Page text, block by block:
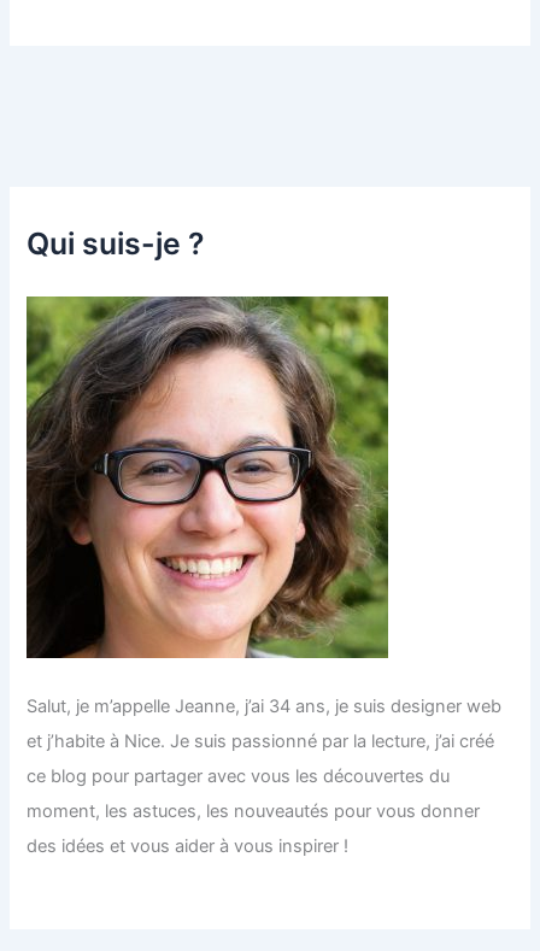
Qui suis-je ?
Salut, je m’appelle Jeanne, j’ai 34 ans, je suis designer web
et j’habite à Nice. Je suis passionné par la lecture, j’ai créé
ce blog pour partager avec vous les découvertes du
moment, les astuces, les nouveautés pour vous donner
des idées et vous aider à vous inspirer !